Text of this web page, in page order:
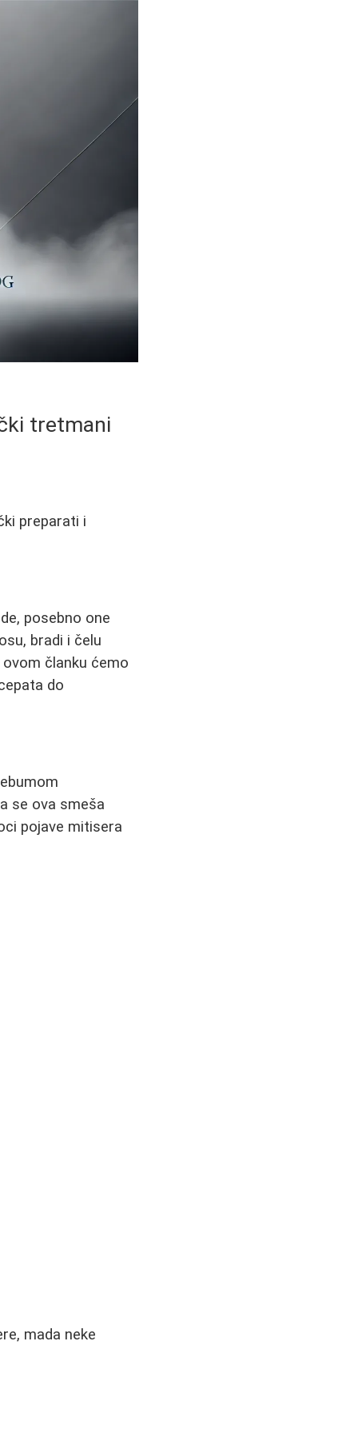
tretmani
preparati i
posebno one
bradi i čelu
članku ćemo
do
se ova smeša
pojave mitisera
mada neke